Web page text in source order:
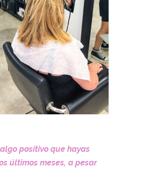
positivo que hayas
últimos meses, a pesar